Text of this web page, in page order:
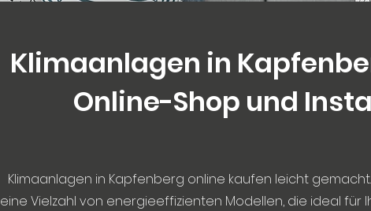
Klimaanlagen in
Online-Shop und
Klimaanlagen in Kapfenberg online kaufen leicht
eine Vielzahl von energieeffizienten Modellen, die ideal für